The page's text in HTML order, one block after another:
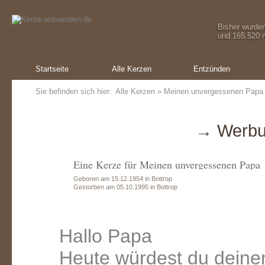
Bisher
und 165.520
Startseite Alle Kerzen Entzünden
Sie befinden sich hier: Alle Kerzen » Meinen unvergessenen Papa
→
Eine Kerze für Meinen unvergessenen Papa
Geboren am 15.12.1954 in Bottrop
Gestorben am 05.10.1995 in Bottrop
Hallo Papa
Heute würdest du